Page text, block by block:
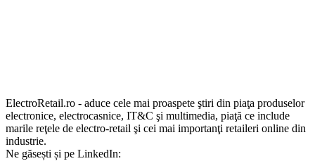
ElectroRetail.ro - aduce cele mai proaspete ştiri din piaţa produselor
electronice, electrocasnice, IT&C şi multimedia, piaţă ce include
marile reţele de electro-retail şi cei mai importanţi retaileri online din
industrie.
Ne găsești și pe LinkedIn: